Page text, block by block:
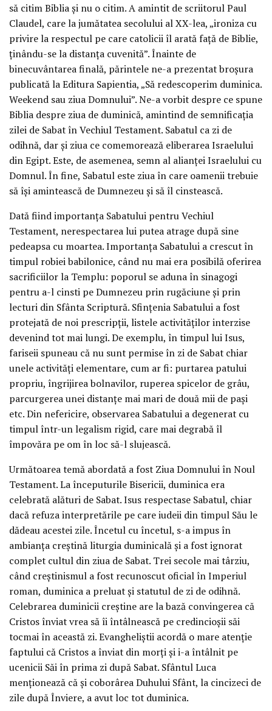
să citim Biblia și nu o citim. A amintit de scriitorul Paul
Claudel, care la jumătatea secolului al XX-lea, „ironiza cu
privire la respectul pe care catolicii îl arată față de Biblie,
ținându-se la distanța cuvenită”. Înainte de
binecuvântarea finală, părintele ne-a prezentat broșura
publicată la Editura Sapientia, „Să redescoperim duminica.
Weekend sau ziua Domnului”. Ne-a vorbit despre ce spune
Biblia despre ziua de duminică, amintind de semnificația
zilei de Sabat în Vechiul Testament. Sabatul ca zi de
odihnă, dar și ziua ce comemorează eliberarea Israelului
din Egipt. Este, de asemenea, semn al alianței Israelului cu
Domnul. În fine, Sabatul este ziua în care oamenii trebuie
să își amintească de Dumnezeu și să îl cinstească.
Dată fiind importanța Sabatului pentru Vechiul
Testament, nerespectarea lui putea atrage după sine
pedeapsa cu moartea. Importanța Sabatului a crescut în
timpul robiei babilonice, când nu mai era posibilă oferirea
sacrificiilor la Templu: poporul se aduna în sinagogi
pentru a-l cinsti pe Dumnezeu prin rugăciune și prin
lecturi din Sfânta Scriptură. Sfințenia Sabatului a fost
protejată de noi prescripții, listele activităților interzise
devenind tot mai lungi. De exemplu, în timpul lui Isus,
fariseii spuneau că nu sunt permise în zi de Sabat chiar
unele activități elementare, cum ar fi: purtarea patului
propriu, îngrijirea bolnavilor, ruperea spicelor de grâu,
parcurgerea unei distanțe mai mari de două mii de pași
etc. Din nefericire, observarea Sabatului a degenerat cu
timpul într-un legalism rigid, care mai degrabă îl
împovăra pe om în loc să-l slujească.
Următoarea temă abordată a fost Ziua Domnului în Noul
Testament. La începuturile Bisericii, duminica era
celebrată alături de Sabat. Isus respectase Sabatul, chiar
dacă refuza interpretările pe care iudeii din timpul Său le
dădeau acestei zile. Încetul cu încetul, s-a impus în
ambianța creștină liturgia duminicală și a fost ignorat
complet cultul din ziua de Sabat. Trei secole mai târziu,
când creștinismul a fost recunoscut oficial în Imperiul
roman, duminica a preluat și statutul de zi de odihnă.
Celebrarea duminicii creștine are la bază convingerea că
Cristos înviat vrea să îi întâlnească pe credincioșii săi
tocmai în această zi. Evangheliștii acordă o mare atenție
faptului că Cristos a înviat din morți și i-a întâlnit pe
ucenicii Săi în prima zi după Sabat. Sfântul Luca
menționează că și coborârea Duhului Sfânt, la cincizeci de
zile după Înviere, a avut loc tot duminica.